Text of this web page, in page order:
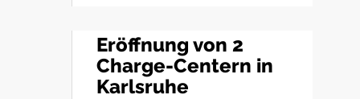
Eröffnung von 2
Charge-Centern in
Karlsruhe